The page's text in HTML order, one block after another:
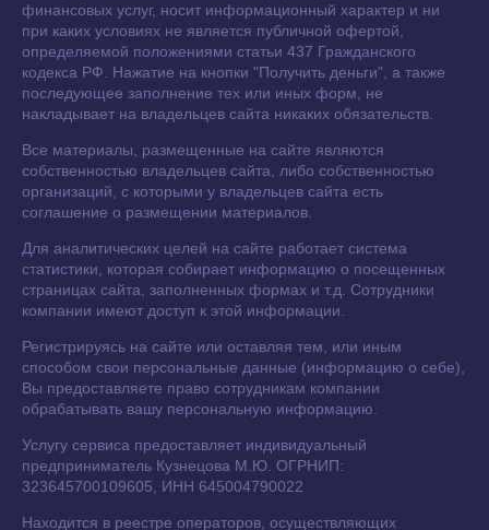
финансовых услуг, носит информационный характер и ни
при каких условиях не является публичной офертой,
определяемой положениями статьи 437 Гражданского
кодекса РФ. Нажатие на кнопки "Получить деньги", а также
последующее заполнение тех или иных форм, не
накладывает на владельцев сайта никаких обязательств.
Все материалы, размещенные на сайте являются
собственностью владельцев сайта, либо собственностью
организаций, с которыми у владельцев сайта есть
соглашение о размещении материалов.
Для аналитических целей на сайте работает система
статистики, которая собирает информацию о посещенных
страницах сайта, заполненных формах и т.д. Сотрудники
компании имеют доступ к этой информации.
Регистрируясь на сайте или оставляя тем, или иным
способом свои персональные данные (информацию о себе),
Вы предоставляете право сотрудникам компании
обрабатывать вашу персональную информацию.
Услугу сервиса предоставляет индивидуальный
предприниматель Кузнецова М.Ю. ОГРНИП:
323645700109605, ИНН 645004790022
Находится в реестре операторов, осуществляющих